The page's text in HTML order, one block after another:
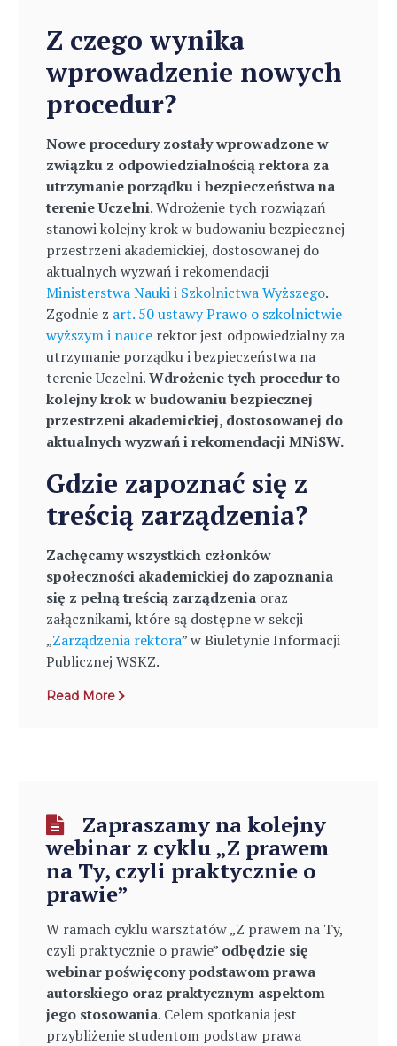
Z czego wynika
wprowadzenie nowych
procedur?
Nowe procedury zostały wprowadzone w
związku z odpowiedzialnością rektora za
utrzymanie porządku i bezpieczeństwa na
terenie Uczelni. Wdrożenie tych rozwiązań
stanowi kolejny krok w budowaniu bezpiecznej
przestrzeni akademickiej, dostosowanej do
aktualnych wyzwań i rekomendacji
Ministerstwa Nauki i Szkolnictwa Wyższego.
Zgodnie z art. 50 ustawy Prawo o szkolnictwie
wyższym i nauce rektor jest odpowiedzialny za
utrzymanie porządku i bezpieczeństwa na
terenie Uczelni.Wdrożenie tych procedur to
kolejny krok w budowaniu bezpiecznej
przestrzeni akademickiej, dostosowanej do
aktualnych wyzwań i rekomendacji MNiSW.
Gdzie zapoznać się z
treścią zarządzenia?
Zachęcamy wszystkich członków
społeczności akademickiej do zapoznania
się z pełną treścią zarządzenia oraz
załącznikami, które są dostępne w sekcji
„Zarządzenia rektora” w Biuletynie Informacji
Publicznej WSKZ.
Read More
Zapraszamy na kolejny
webinar z cyklu „Z prawem
na Ty, czyli praktycznie o
prawie”
W ramach cyklu warsztatów „Z prawem na Ty,
czyli praktycznie o prawie” odbędzie się
webinar poświęcony podstawom prawa
autorskiego oraz praktycznym aspektom
jego stosowania. Celem spotkania jest
przybliżenie studentom podstaw prawa